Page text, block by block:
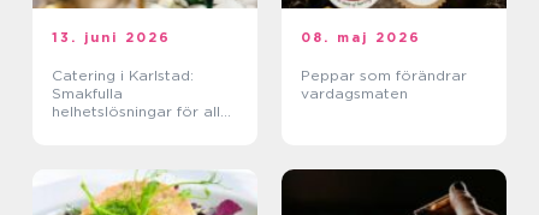
13. juni 2026
Catering i Karlstad:
Smakfulla
helhetslösningar för alla
08. maj 2026
Peppar som förändrar
vardagsmaten